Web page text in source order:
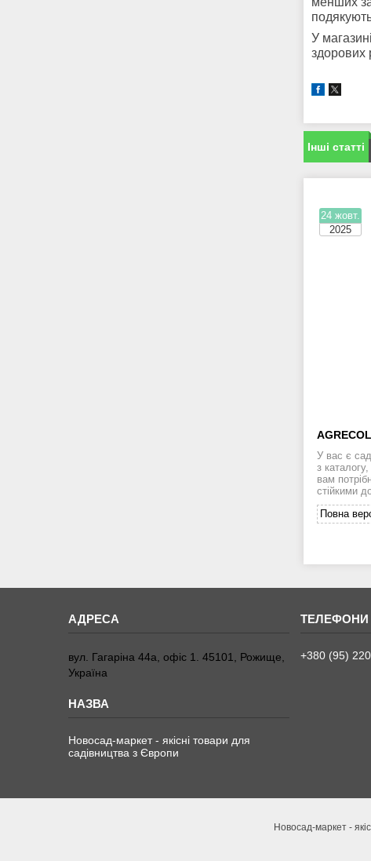
У магазині
здорових
Інші статті
24 жовт.
2025
У вас є
з
вам
стійкими
Повна
вул. Гагаріна 44а, офіс 1. 45101, Рожище,
Україна
Новосад-маркет - якісні товари для
садівництва з Європи
+380 (95)